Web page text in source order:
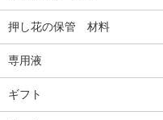
押し花の保管 材料
専用液
ギフト